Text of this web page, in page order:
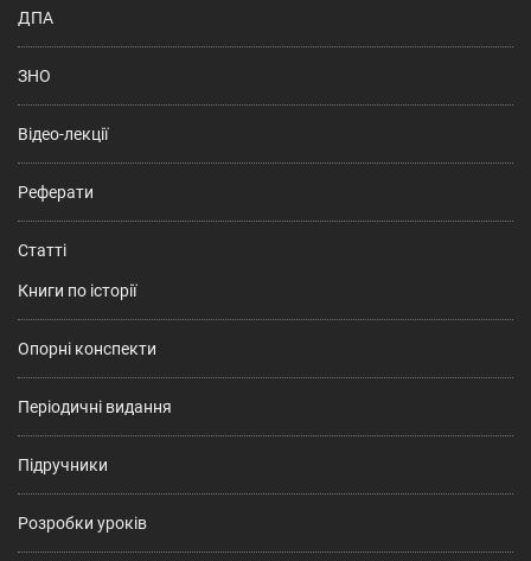
ДПА
ЗНО
Відео-лекції
Реферати
Статті
Книги по історії
Опорні конспекти
Періодичні видання
Підручники
Розробки уроків